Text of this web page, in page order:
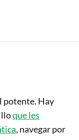
potente. Hay
que les
, navegar por